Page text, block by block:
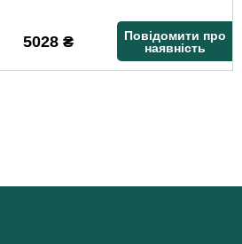
5028₴
Повідомити про
наявність